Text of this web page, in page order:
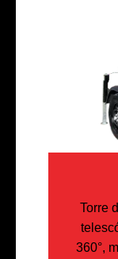
Torre
360°,